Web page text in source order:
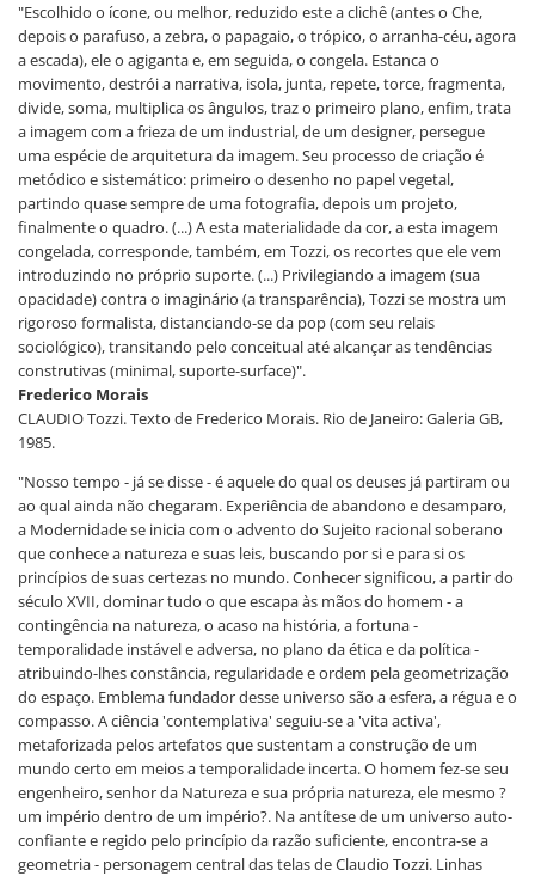
"Escolhido o ícone, ou melhor, reduzido este a clichê (antes o Che,
depois o parafuso, a zebra, o papagaio, o trópico, o arranha-céu, agora
a escada), ele o agiganta e, em seguida, o congela. Estanca o
movimento, destrói a narrativa, isola, junta, repete, torce, fragmenta,
divide, soma, multiplica os ângulos, traz o primeiro plano, enfim, trata
a imagem com a frieza de um industrial, de um designer, persegue
uma espécie de arquitetura da imagem. Seu processo de criação é
metódico e sistemático: primeiro o desenho no papel vegetal,
partindo quase sempre de uma fotografia, depois um projeto,
finalmente o quadro. (...) A esta materialidade da cor, a esta imagem
congelada, corresponde, também, em Tozzi, os recortes que ele vem
introduzindo no próprio suporte. (...) Privilegiando a imagem (sua
opacidade) contra o imaginário (a transparência), Tozzi se mostra um
rigoroso formalista, distanciando-se da pop (com seu relais
sociológico), transitando pelo conceitual até alcançar as tendências
construtivas (minimal, suporte-surface)".
Frederico Morais
CLAUDIO Tozzi. Texto de Frederico Morais. Rio de Janeiro: Galeria GB,
1985.
"Nosso tempo - já se disse - é aquele do qual os deuses já partiram ou
ao qual ainda não chegaram. Experiência de abandono e desamparo,
a Modernidade se inicia com o advento do Sujeito racional soberano
que conhece a natureza e suas leis, buscando por si e para si os
princípios de suas certezas no mundo. Conhecer significou, a partir do
século XVII, dominar tudo o que escapa às mãos do homem - a
contingência na natureza, o acaso na história, a fortuna -
temporalidade instável e adversa, no plano da ética e da política -
atribuindo-lhes constância, regularidade e ordem pela geometrização
do espaço. Emblema fundador desse universo são a esfera, a régua e o
compasso. A ciência 'contemplativa' seguiu-se a 'vita activa',
metaforizada pelos artefatos que sustentam a construção de um
mundo certo em meios a temporalidade incerta. O homem fez-se seu
engenheiro, senhor da Natureza e sua própria natureza, ele mesmo ?
um império dentro de um império?. Na antítese de um universo auto-
confiante e regido pelo princípio da razão suficiente, encontra-se a
geometria - personagem central das telas de Claudio Tozzi. Linhas